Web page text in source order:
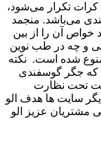
کرات تکرار می‌شود،
می‌باشد. منجمد
می‌تواند بیش از 70 درصد خواص آن را از بین
و چه در طب نوین
شده است. نکته
که جگر گوسفندی
تحت نظارت
سایت‌ ها هدف الو
عزیز الو